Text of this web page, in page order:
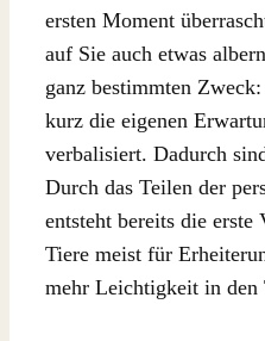
ersten Moment
auf Sie auch etwas
ganz bestimmten
kurz die eigenen
verbalisiert. Dadurch
Durch das Teilen der
entsteht bereits die erste
Tiere meist für
mehr Leichtigkeit in den